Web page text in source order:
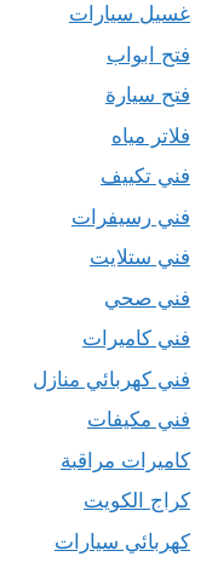
غسيل سيارات
فتح ابواب
فتح سيارة
فلاتر مياه
فني تكييف
فني رسيفرات
فني ستلايت
فني صحي
فني كاميرات
فني كهربائي منازل
فني مكيفات
كاميرات مراقبة
كراج الكويت
كهربائي سيارات